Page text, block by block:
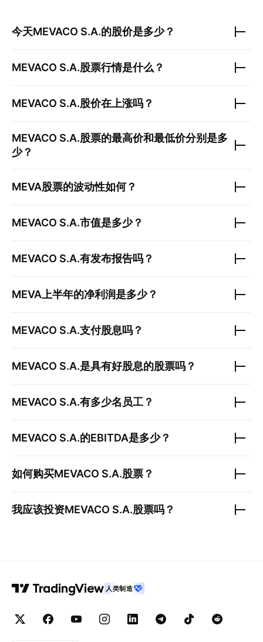
今天MEVACO S.A.的股价是多少？
MEVACO S.A.股票行情是什么？
MEVACO S.A.股价在上涨吗？
MEVACO S.A.股票的最高价和最低价分别是多
少？
MEVA股票的波动性如何？
MEVACO S.A.市值是多少？
MEVACO S.A.有发布报告吗？
MEVA 上半年的净利润是多少？
MEVACO S.A.支付股息吗？
MEVACO S.A.是具有好股息的股票吗？
MEVACO S.A.有多少名员工？
MEVACO S.A.的EBITDA是多少？
如何购买MEVACO S.A.股票？
我应该投资MEVACO S.A.股票吗？
人类制造